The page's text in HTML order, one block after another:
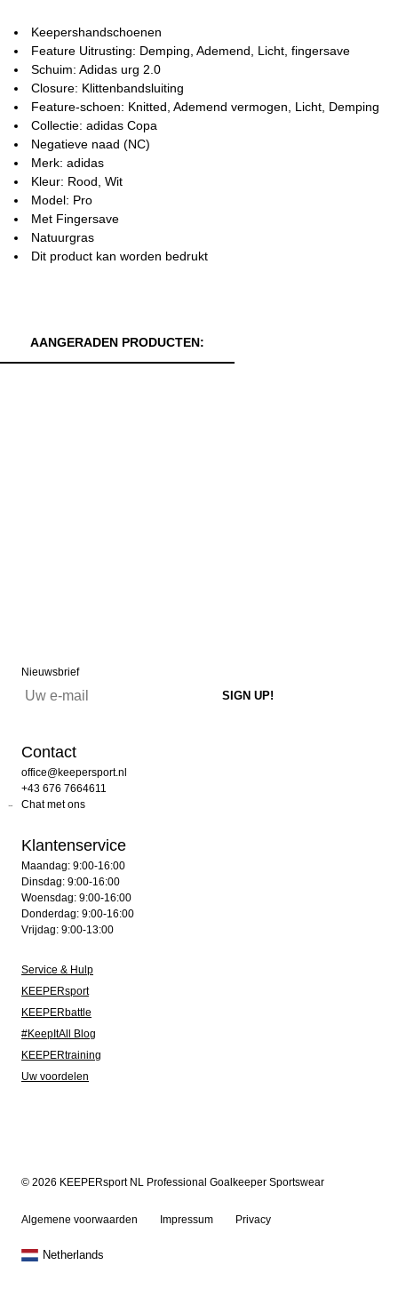
Keepershandschoenen
Feature Uitrusting: Demping, Ademend, Licht, fingersave
Schuim: Adidas urg 2.0
Closure: Klittenbandsluiting
Feature-schoen: Knitted, Ademend vermogen, Licht, Demping
Collectie: adidas Copa
Negatieve naad (NC)
Merk: adidas
Kleur: Rood, Wit
Model: Pro
Met Fingersave
Natuurgras
Dit product kan worden bedrukt
AANGERADEN PRODUCTEN:
Nieuwsbrief
Contact
office@keepersport.nl
+43 676 7664611
Chat met ons
Klantenservice
Maandag: 9:00-16:00
Dinsdag: 9:00-16:00
Woensdag: 9:00-16:00
Donderdag: 9:00-16:00
Vrijdag: 9:00-13:00
Service & Hulp
KEEPERsport
KEEPERbattle
#KeepItAll Blog
KEEPERtraining
Uw voordelen
© 2026 KEEPERsport NL Professional Goalkeeper Sportswear
Algemene voorwaarden Impressum Privacy
Netherlands